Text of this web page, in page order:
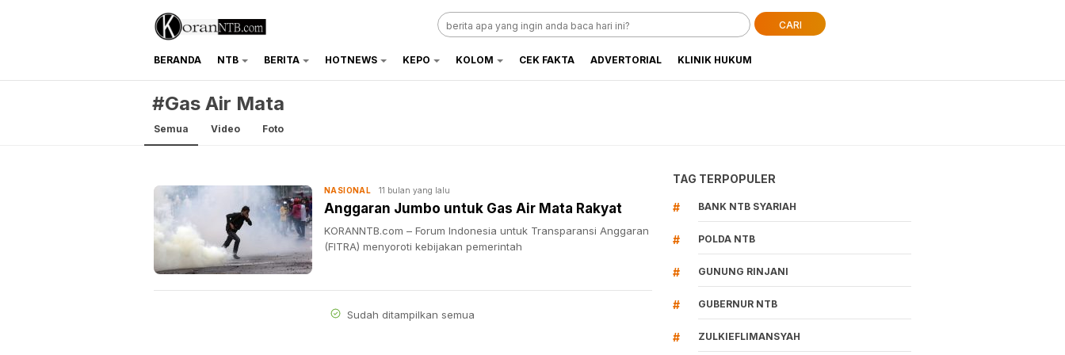
koranntb.com
CARI
BERANDA NTB BERITA HOTNEWS KEPO KOLOM CEK FAKTA ADVERTORIAL KLINIK HUKUM
#Gas Air Mata
Semua Video Foto
NASIONAL 11 bulan yang lalu
Anggaran Jumbo untuk Gas Air Mata Rakyat
KORANNTB.com – Forum Indonesia untuk Transparansi Anggaran
(FITRA) menyoroti kebijakan pemerintah
Sudah ditampilkan semua
TAG TERPOPULER
# BANK NTB SYARIAH
# POLDA NTB
# GUNUNG RINJANI
# GUBERNUR NTB
# ZULKIEFLIMANSYAH